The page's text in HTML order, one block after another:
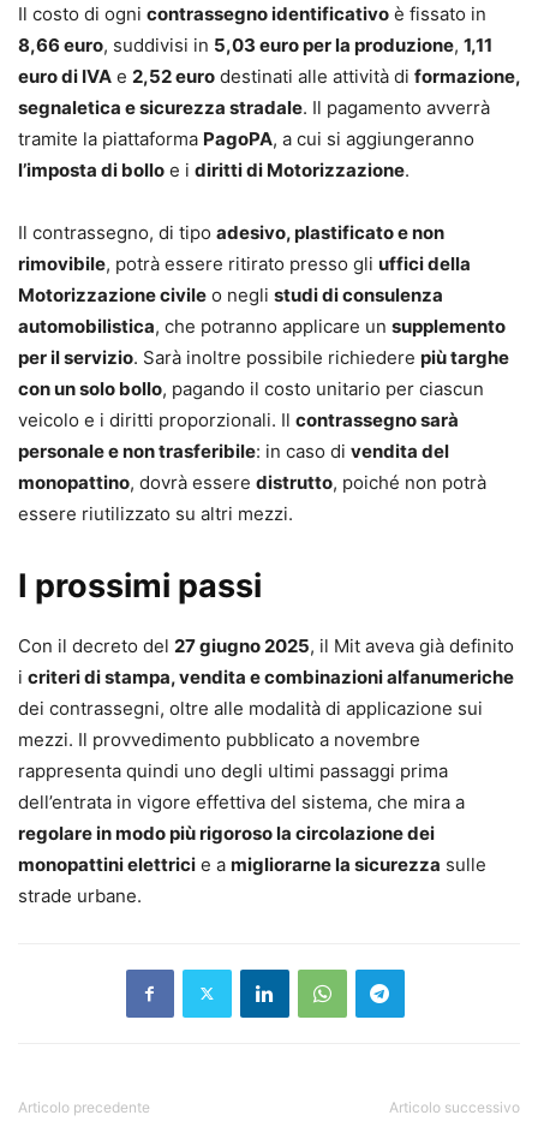
Il costo di ogni contrassegno identificativo è fissato in
8,66 euro, suddivisi in 5,03 euro per la produzione, 1,11
euro di IVA e 2,52 euro destinati alle attività di formazione,
segnaletica e sicurezza stradale. Il pagamento avverrà
tramite la piattaforma PagoPA, a cui si aggiungeranno
l’imposta di bollo e i diritti di Motorizzazione.
Il contrassegno, di tipo adesivo, plastificato e non
rimovibile, potrà essere ritirato presso gli uffici della
Motorizzazione civile o negli studi di consulenza
automobilistica, che potranno applicare un supplemento
per il servizio. Sarà inoltre possibile richiedere più targhe
con un solo bollo, pagando il costo unitario per ciascun
veicolo e i diritti proporzionali. Il contrassegno sarà
personale e non trasferibile: in caso di vendita del
monopattino, dovrà essere distrutto, poiché non potrà
essere riutilizzato su altri mezzi.
I prossimi passi
Con il decreto del 27 giugno 2025, il Mit aveva già definito
i criteri di stampa, vendita e combinazioni alfanumeriche
dei contrassegni, oltre alle modalità di applicazione sui
mezzi. Il provvedimento pubblicato a novembre
rappresenta quindi uno degli ultimi passaggi prima
dell’entrata in vigore effettiva del sistema, che mira a
regolare in modo più rigoroso la circolazione dei
monopattini elettrici e a migliorarne la sicurezza sulle
strade urbane.
Articolo precedente Articolo successivo